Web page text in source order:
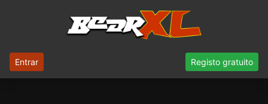
Entrar Registo gratuito